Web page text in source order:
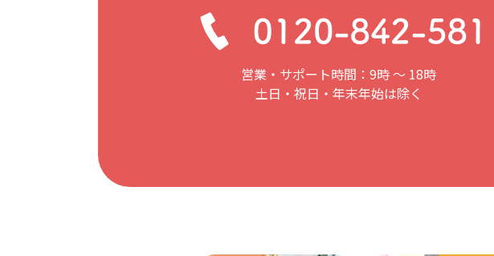
営業・サポート時間：9時 〜 18時
土日・祝日・年末年始は除く